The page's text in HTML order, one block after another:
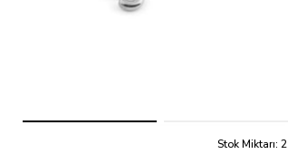
Stok Miktarı: 2